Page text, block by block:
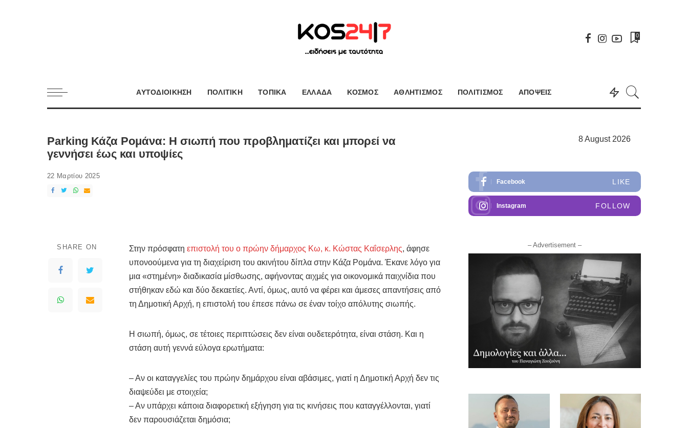
0
ΑΥΤΟΔΙΟΙΚΗΣΗ ΠΟΛΙΤΙΚΗ ΤΟΠΙΚΑ ΕΛΛΑΔΑ ΚΟΣΜΟΣ ΑΘΛΗΤΙΣΜΟΣ ΠΟΛΙΤΙΣΜΟΣ ΑΠΟΨΕΙΣ
Parking Κάζα Ρομάνα: Η σιωπή που προβληματίζει και μπορεί να
γεννήσει έως και υποψίες
22 Μαρτίου 2025
SHARE ON Στην πρόσφατη επιστολή του ο πρώην δήμαρχος Κω, κ. Κώστας Καΐσερλης, άφησε
υπονοούμενα για τη διαχείριση του ακινήτου δίπλα στην Κάζα Ρομάνα. Έκανε λόγο για
μια «στημένη» διαδικασία μίσθωσης, αφήνοντας αιχμές για οικονομικά παιχνίδια που
στήθηκαν εδώ και δύο δεκαετίες. Αντί, όμως, αυτό να φέρει και άμεσες απαντήσεις από
τη Δημοτική Αρχή, η επιστολή του έπεσε πάνω σε έναν τοίχο απόλυτης σιωπής.
Η σιωπή, όμως, σε τέτοιες περιπτώσεις δεν είναι ουδετερότητα, είναι στάση. Και η
στάση αυτή γεννά εύλογα ερωτήματα:
– Αν οι καταγγελίες του πρώην δημάρχου είναι αβάσιμες, γιατί η Δημοτική Αρχή δεν τις
διαψεύδει με στοιχεία;
– Αν υπάρχει κάποια διαφορετική εξήγηση για τις κινήσεις που καταγγέλλονται, γιατί
δεν παρουσιάζεται δημόσια;
8 August 2026
Facebook LIKE
Instagram FOLLOW
– Advertisement –